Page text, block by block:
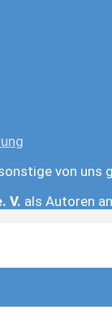
von
V. als Autoren